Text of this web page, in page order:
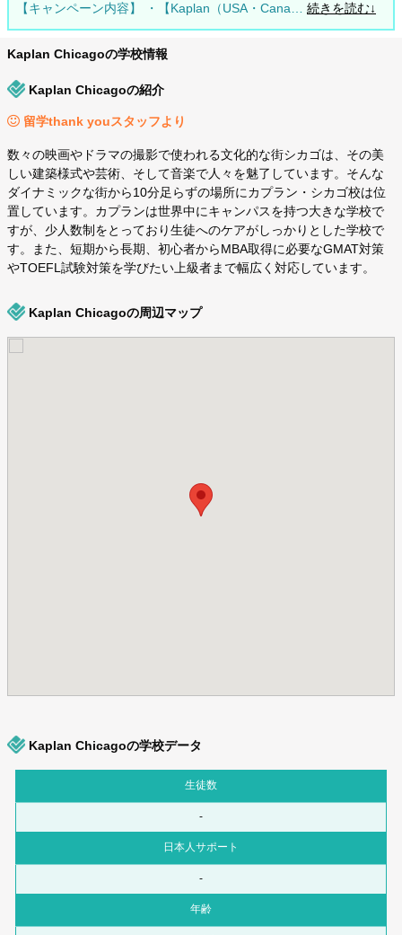
【キャンペーン内容】 ・【Kaplan（USA・Cana… 続きを読む↓
Kaplan Chicagoの学校情報
Kaplan Chicagoの紹介
留学thank youスタッフより
数々の映画やドラマの撮影で使われる文化的な街シカゴは、その美
しい建築様式や芸術、そして音楽で人々を魅了しています。そんな
ダイナミックな街から10分足らずの場所にカプラン・シカゴ校は位
置しています。カプランは世界中にキャンパスを持つ大きな学校で
すが、少人数制をとっており生徒へのケアがしっかりとした学校で
す。また、短期から長期、初心者からMBA取得に必要なGMAT対策
やTOEFL試験対策を学びたい上級者まで幅広く対応しています。
Kaplan Chicagoの周辺マップ
Kaplan Chicagoの学校データ
生徒数
-
日本人サポート
-
年齢